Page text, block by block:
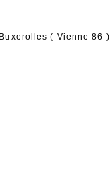
( Vienne 86 )